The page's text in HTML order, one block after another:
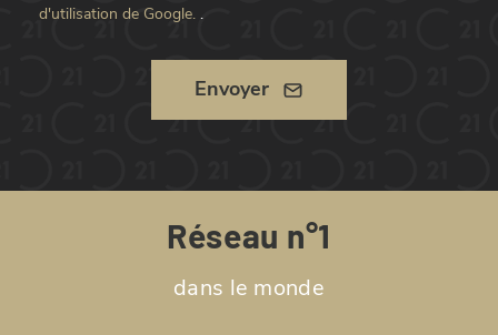
d'utilisation de Google. .
Envoyer
Réseau n°1
dans le monde